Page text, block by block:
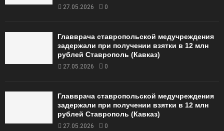
27.05.2026 0
Главврача ставропольской медучреждения
задержали при получении взятки в 12 млн
рублей Ставрополь (Кавказ)
27.05.2026 0
Главврача ставропольской медучреждения
задержали при получении взятки в 12 млн
рублей Ставрополь (Кавказ)
27.05.2026 0